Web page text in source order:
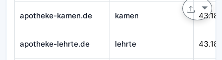
apotheke-kamen.de kamen 43.189
apotheke-lehrte.de lehrte 43.189